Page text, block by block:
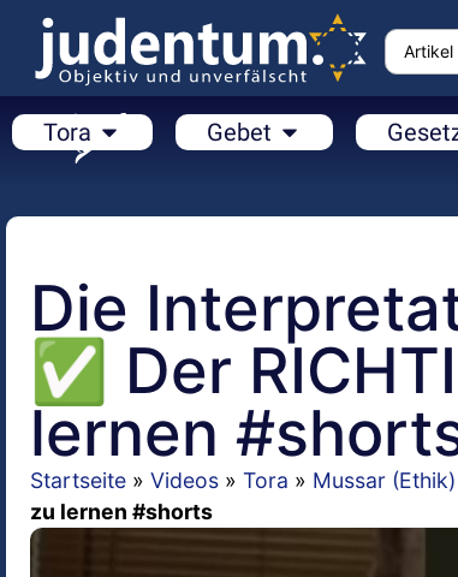
Tora Gebet
Die
✅ Der
lernen
Startseite » Videos » Tora » Mussar (Ethik)
zu lernen #shorts